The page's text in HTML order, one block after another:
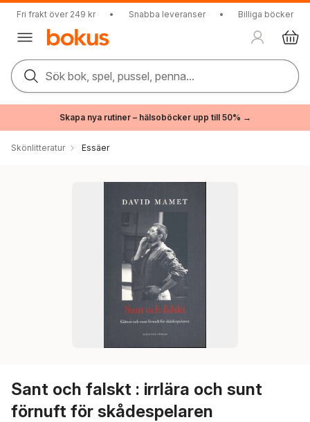
Fri frakt över 249 kr • Snabba leveranser • Billiga böcker
Sök bok, spel, pussel, penna...
Skapa nya rutiner – hälsoböcker upp till 50% →
Skönlitteratur Essäer
Sant och falskt : irrlära och sunt
förnuft för skådespelaren